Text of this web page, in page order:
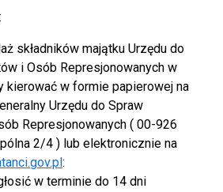
:
składników majątku Urzędu do
i Osób Represjonowanych w
kierować w formie papierowej na
Urzędu do Spraw
Represjonowanych ( 00-926
2/4 ) lub elektronicznie na
:
w terminie do 14 dni